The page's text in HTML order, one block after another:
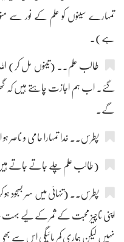
تمہارے سینوں کو علم کے نور سے منور
ہے)۔
طالب علم۔۔ (تینوں مل کر)
گئے۔ اب ہم اجازت چاہتے ہیں کہ
گے۔
پطرس۔۔ خدا تمہارا حامی و ناصر
(طالب علم چلے جاتے جاتے
پطرس۔۔ (تنہائی میں سر بسجود ہو
اپنی ناچیز محبت کے ثمر کے لیے بہت
نہیں لیکن ہماری کم مائیگی اس سے